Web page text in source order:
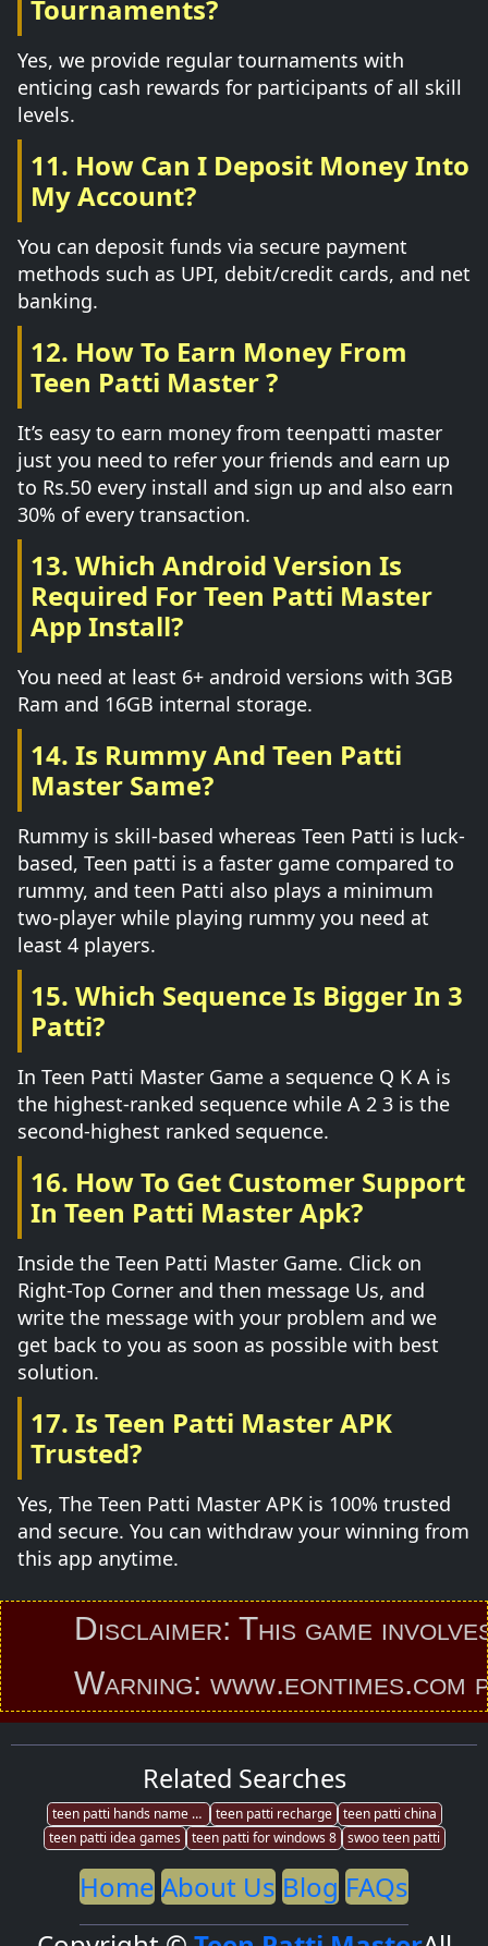
Tournaments?
Yes, we provide regular tournaments with
enticing cash rewards for participants of all skill
levels.
11. How Can I Deposit Money Into
My Account?
You can deposit funds via secure payment
methods such as UPI, debit/credit cards, and net
banking.
12. How To Earn Money From
Teen Patti Master ?
It’s easy to earn money from teenpatti master
just you need to refer your friends and earn up
to Rs.50 every install and sign up and also earn
30% of every transaction.
13. Which Android Version Is
Required For Teen Patti Master
App Install?
You need at least 6+ android versions with 3GB
Ram and 16GB internal storage.
14. Is Rummy And Teen Patti
Master Same?
Rummy is skill-based whereas Teen Patti is luck-
based, Teen patti is a faster game compared to
rummy, and teen Patti also plays a minimum
two-player while playing rummy you need at
least 4 players.
15. Which Sequence Is Bigger In 3
Patti?
In Teen Patti Master Game a sequence Q K A is
the highest-ranked sequence while A 2 3 is the
second-highest ranked sequence.
16. How To Get Customer Support
In Teen Patti Master Apk?
Inside the Teen Patti Master Game. Click on
Right-Top Corner and then message Us, and
write the message with your problem and we
get back to you as soon as possible with best
solution.
17. Is Teen Patti Master APK
Trusted?
Yes, The Teen Patti Master APK is 100% trusted
and secure. You can withdraw your winning from
this app anytime.
Disclaimer: This game
Warning: www.eontimes.com
Related Searches
teen patti hands name qunt teen patti recharge
teen patti china
teen patti idea games
teen patti for windows 8 swoo teen patti
Home About Us Blog FAQs